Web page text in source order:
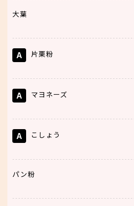
大葉
A
片栗粉
A
マヨネーズ
A
こしょう
パン粉